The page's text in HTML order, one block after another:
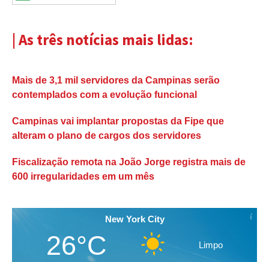
| As três notícias mais lidas:
Mais de 3,1 mil servidores da Campinas serão
contemplados com a evolução funcional
Campinas vai implantar propostas da Fipe que
alteram o plano de cargos dos servidores
Fiscalização remota na João Jorge registra mais de
600 irregularidades em um mês
New York City
26°C Limpo